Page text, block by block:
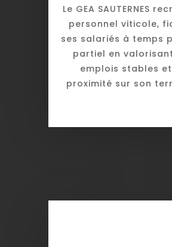
Le GEA SAUTERNES
personnel viticole,
ses salariés à temps
partiel en
emplois stables
proximité sur son